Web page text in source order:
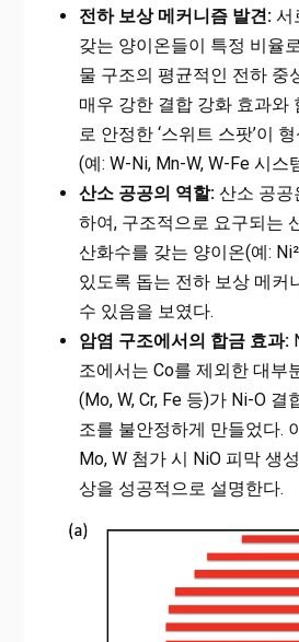
전하 보상 메커니즘 발견:서
갖는 양이온들이 특정 비율
물 구조의 평균적인 전하 중
매우 강한 결합 강화 효과와
로 안정한 ‘스위트 스팟’이
(예: W-Ni, Mn-W, W-Fe 시스
산소 공공의 역할:산소 공공
하여, 구조적으로 요구되는
산화수를 갖는 양이온(예:
있도록 돕는 전하 보상 메커
수 있음을 보였다.
암염 구조에서의 합금 효과:
조에서는 Co를 제외한 대부
(Mo, W, Cr, Fe 등)가 Ni-O 결
조를 불안정하게 만들었다.
Mo, W 첨가 시 NiO 피막 생
상을 성공적으로 설명한다.